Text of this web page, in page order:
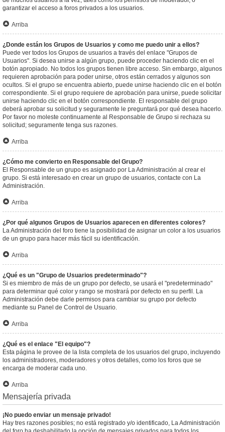
garantizar el acceso a foros privados a los usuarios.
Arriba
¿Donde están los Grupos de Usuarios y como me puedo unir a ellos?
Puede ver todos los Grupos de usuarios a través del enlace "Grupos de
Usuarios". Si desea unirse a algún grupo, puede proceder haciendo clic en el
botón apropiado. No todos los grupos tienen libre acceso. Sin embargo, algunos
requieren aprobación para poder unirse, otros están cerrados y algunos son
ocultos. Si el grupo se encuentra abierto, puede unirse haciendo clic en el botón
correspondiente. Si el grupo requiere de aprobación para unirse, puede solicitar
unirse haciendo clic en el botón correspondiente. El responsable del grupo
deberá aprobar su solicitud y seguramente le preguntará por qué desea hacerlo.
Por favor no moleste continuamente al Responsable de Grupo si rechaza su
solicitud; seguramente tenga sus razones.
Arriba
¿Cómo me convierto en Responsable del Grupo?
El Responsable de un grupo es asignado por La Administración al crear el
grupo. Si está interesado en crear un grupo de usuarios, contacte con La
Administración.
Arriba
¿Por qué algunos Grupos de Usuarios aparecen en diferentes colores?
La Administración del foro tiene la posibilidad de asignar un color a los usuarios
de un grupo para hacer más fácil su identificación.
Arriba
¿Qué es un "Grupo de Usuarios predeterminado"?
Si es miembro de más de un grupo por defecto, se usará el "predeterminado"
para determinar qué color y rango se mostrará por defecto en su perfil. La
Administración debe darle permisos para cambiar su grupo por defecto
mediante su Panel de Control de Usuario.
Arriba
¿Qué es el enlace "El equipo"?
Esta página le provee de la lista completa de los usuarios del grupo, incluyendo
los administradores, moderadores y otros detalles, como los foros que se
encarga de moderar cada uno.
Arriba
Mensajería privada
¡No puedo enviar un mensaje privado!
Hay tres razones posibles; no está registrado y/o identificado, La Administración